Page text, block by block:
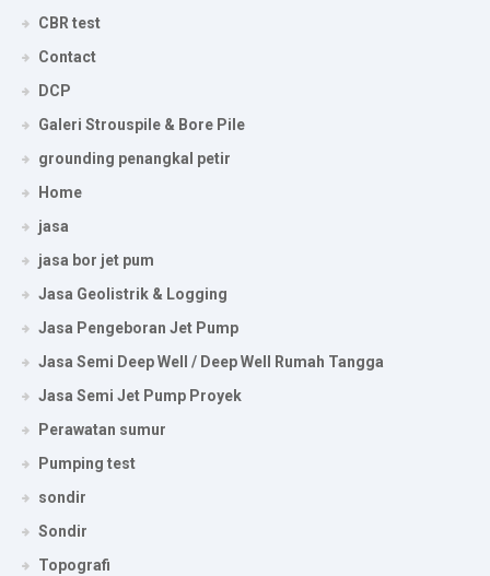
CBR test
Contact
DCP
Galeri Strouspile & Bore Pile
grounding penangkal petir
Home
jasa
jasa bor jet pum
Jasa Geolistrik & Logging
Jasa Pengeboran Jet Pump
Jasa Semi Deep Well / Deep Well Rumah Tangga
Jasa Semi Jet Pump Proyek
Perawatan sumur
Pumping test
sondir
Sondir
Topografi